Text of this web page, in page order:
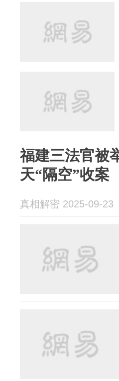
福建三法官被
天“隔空”收案
真相解密 2025-09-23